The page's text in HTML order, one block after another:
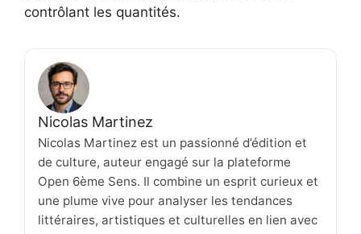
contrôlant les quantités.
Nicolas Martinez
Nicolas Martinez est un passionné d’édition et
de culture, auteur engagé sur la plateforme
Open 6ème Sens. Il combine un esprit curieux et
une plume vive pour analyser les tendances
littéraires, artistiques et culturelles en lien avec